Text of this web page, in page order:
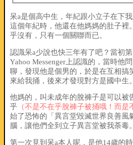
呆a是個高中生，年紀跟小立子在下
這個年紀時，他還在他媽媽的肚子裡
乎沒有，只有一個關聯而已。
認識呆a少說也快三年有了吧？當初
Yahoo Messenger上認識的，當時他
聊，發現他是個男的，於是在互相搞
來給我捅，後來才發現對方是國中生。
他媽的，叫未成年的脫褲子是可以被
乎 （不是不在乎脫褲子被捅哦！而是
始了恐怖的「異言堂毀滅世界良善風
腦，讓他們全到立子異言堂被我荼毒。
第一次見到呆a本人呢，是他14歲的